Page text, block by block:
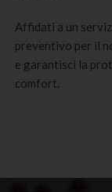
Affidati a un
preventivo per il
e garantisci la
comfort.